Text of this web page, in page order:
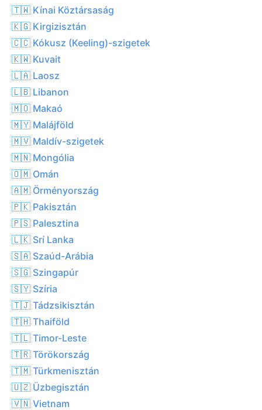
🇹🇼 Kínai Köztársaság
🇰🇬 Kirgizisztán
🇨🇨 Kókusz (Keeling)-szigetek
🇰🇼 Kuvait
🇱🇦 Laosz
🇱🇧 Libanon
🇲🇴 Makaó
🇲🇾 Malájföld
🇲🇻 Maldív-szigetek
🇲🇳 Mongólia
🇴🇲 Omán
🇦🇲 Örményország
🇵🇰 Pakisztán
🇵🇸 Palesztina
🇱🇰 Srí Lanka
🇸🇦 Szaúd-Arábia
🇸🇬 Szingapúr
🇸🇾 Szíria
🇹🇯 Tádzsikisztán
🇹🇭 Thaiföld
🇹🇱 Timor-Leste
🇹🇷 Törökország
🇹🇲 Türkmenisztán
🇺🇿 Üzbegisztán
🇻🇳 Vietnam